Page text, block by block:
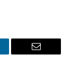
Email